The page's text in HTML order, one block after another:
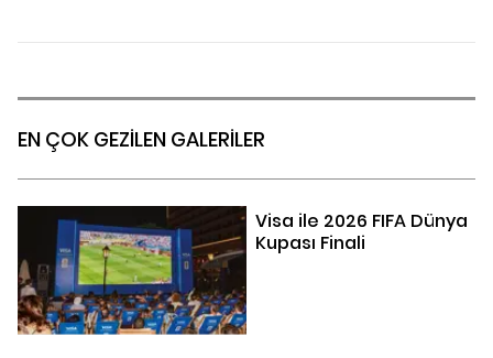
EN ÇOK GEZİLEN GALERİLER
Visa ile 2026 FIFA Dünya
Kupası Finali